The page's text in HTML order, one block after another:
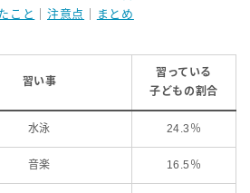
こと
注意点 まとめ
習い事
習っている
子どもの割合
水泳 24.3％
音楽 16.5％